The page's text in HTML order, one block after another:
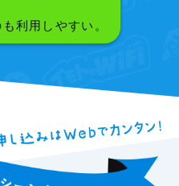
利用しやすい。